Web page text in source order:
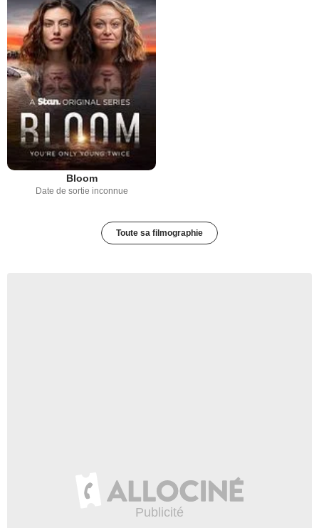
Bloom
Date de sortie inconnue
Toute sa filmographie